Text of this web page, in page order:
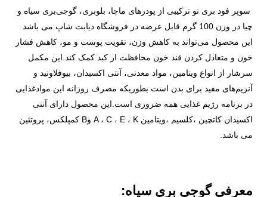
سوپر فود بری نو ترکیبی از پودرهای ماچا، بلوبری، گوجی‌بری سیاه و
چیا در وزن 100 گرم قابل عرضه در فروشگاه دیابت شاپ می باشد
این محصول می‌تواند به کاهش وزن، تقویت پوست و مو، کاهش فشار
خون و متعادل کردن قند خون محافظت از کبد کمک کند.این مکمل
سرشار از انواع ویتامین، مواد معدنی، آنتی اکسیدان، بیوفلاونید و
آنزیم‌های مفید برای بدن است بطوریکه مصرف روزانه این موادغذایی
در برنامه رژیم غذایی همه ضروری است.این محصول دارای آنتی
اکسیدان کاتچین ،کلسیم ،ویتامین A ، C ، E ، K وB کمپلکس، پروتئین
می باشد.
معرفی گوجی بری سیاه: